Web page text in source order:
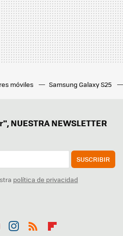
móviles Samsung Galaxy S25
NUESTRA NEWSLETTER
SUSCRIBIR
política de privacidad